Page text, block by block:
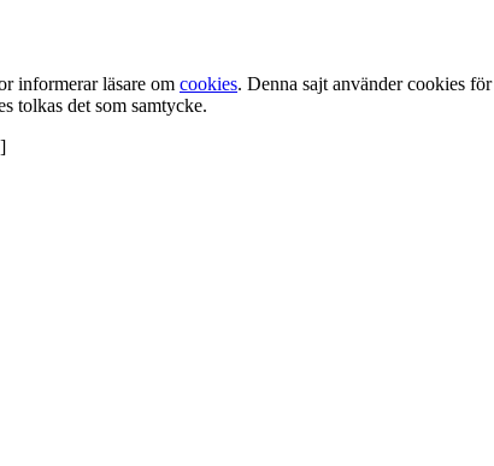
informerar läsare om cookies. Denna sajt använder cookies för
tolkas det som samtycke.